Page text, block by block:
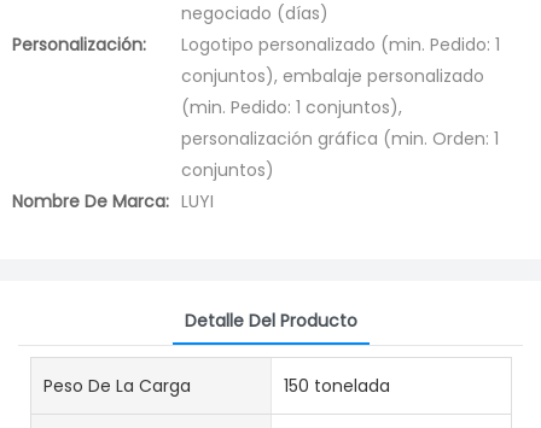
negociado (días)
Personalización:
Logotipo personalizado (min. Pedido: 1
conjuntos), embalaje personalizado
(min. Pedido: 1 conjuntos),
personalización gráfica (min. Orden: 1
conjuntos)
Nombre De Marca: LUYI
Detalle Del Producto
Peso De La Carga 150 tonelada